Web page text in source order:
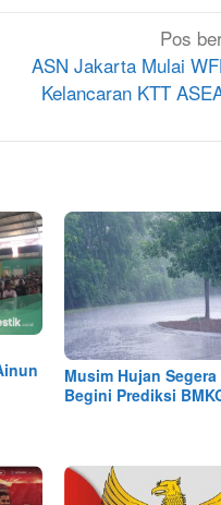
Pos
ASN Jakarta Mulai
Kelancaran KTT
Musim Hujan
Begini Prediksi